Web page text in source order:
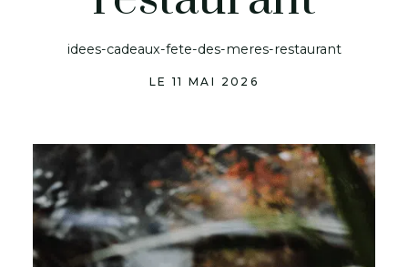
idees-cadeaux-fete-des-meres-restaurant
LE 11 MAI 2026